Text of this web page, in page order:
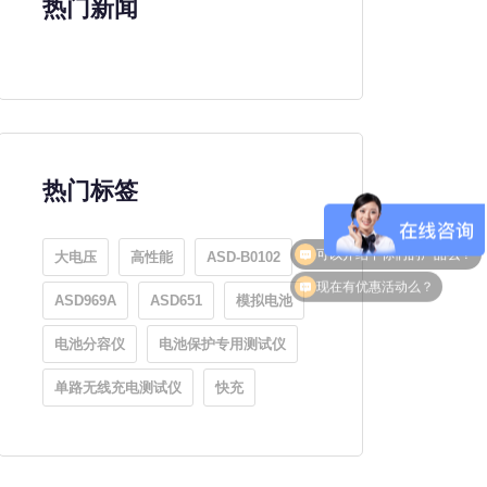
热门新闻
热门标签
大电压 高性能 ASD-B0102
ASD969A ASD651 模拟电池
电池分容仪 电池保护专用测试仪
单路无线充电测试仪 快充
可以介绍下你们的产品么？
现在有优惠活动么？